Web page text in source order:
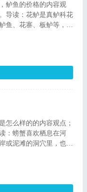
鲈鱼的价格的内容观
导读：花鲈是真鲈科花
鱼、花寨、板鲈等，因
均有分布，尤以青岛、
怎么样的的内容观点；
：螃蟹喜欢栖息在河
或泥滩的洞穴里，也喜
分钟就可掘成一穴